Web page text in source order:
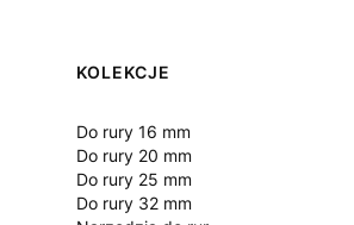
Linki w stopce
KOLEKCJE
Do rury 16 mm
Do rury 20 mm
Do rury 25 mm
Do rury 32 mm